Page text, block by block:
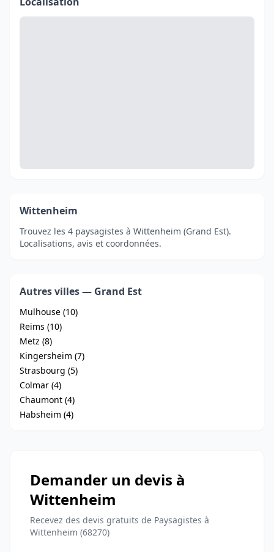
Wittenheim
Trouvez les 4 paysagistes à Wittenheim (Grand Est).
Localisations, avis et coordonnées.
Autres villes — Grand Est
Mulhouse (10)
Reims (10)
Metz (8)
Kingersheim (7)
Strasbourg (5)
Colmar (4)
Chaumont (4)
Habsheim (4)
Demander un devis à
Wittenheim
Recevez des devis gratuits de Paysagistes à
Wittenheim (68270)